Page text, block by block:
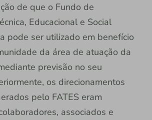
de que o Fundo de
Educacional e Social
pode ser utilizado em benefício
da área de atuação da
previsão no seu
os direcionamentos
pelo FATES eram
associados e